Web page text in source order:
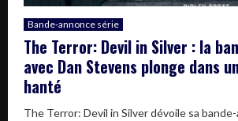
Bande-annonce série
The Terror: Devil in Silver : la
avec Dan Stevens plonge dans
hanté
The Terror: Devil in Silver dévoile sa